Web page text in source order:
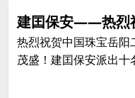
建囯保安——热烈
热烈祝贺中国珠宝岳
茂盛！建囯保安派出十